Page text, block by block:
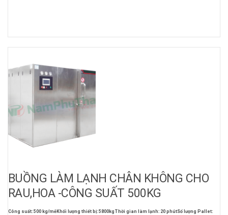
BUỒNG LÀM LẠNH CHÂN KHÔNG CHO
RAU,HOA -CÔNG SUẤT 500KG
Công suất: 500 kg/mẻKhối lượng thiết bị: 5800kg Thời gian làm lạnh: 20 phútSố lượng Pallet: